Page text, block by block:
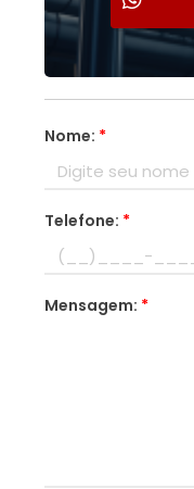
Nome: *
Telefone: *
Mensagem: *